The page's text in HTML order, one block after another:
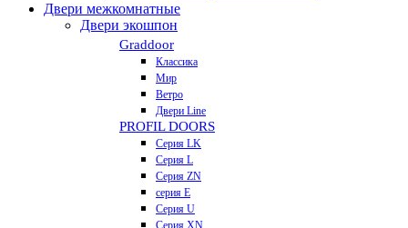
Двери межкомнатные
Двери экошпон
Graddoor
Классика
Мир
Ветро
Двери Line
PROFIL DOORS
Серия LK
Серия L
Серия ZN
серия E
Серия U
Серия XN